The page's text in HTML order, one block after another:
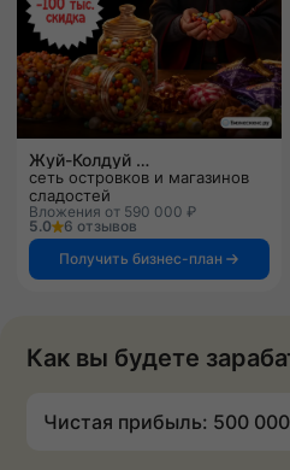
Жуй-Колдуй
сеть островков и магазинов
сладостей
Вложения от 590 000 ₽
5.0
6 отзывов
Получить бизнес-план
Как вы будете
Чистая прибыль: 500